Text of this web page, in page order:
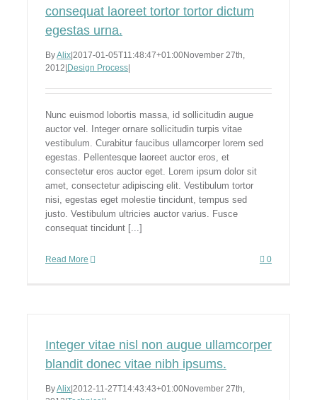
consequat laoreet tortor tortor dictum
egestas urna.
ByAlix 2017-01-05T11:48:47+01:00November 27th,
2012 Design Process
Nunc euismod lobortis massa, id sollicitudin augue
auctor vel. Integer ornare sollicitudin turpis vitae
vestibulum. Curabitur faucibus ullamcorper lorem sed
egestas. Pellentesque laoreet auctor eros, et
consectetur eros auctor eget. Lorem ipsum dolor sit
amet, consectetur adipiscing elit. Vestibulum tortor
nisi, egestas eget molestie tincidunt, tempus sed
justo. Vestibulum ultricies auctor varius. Fusce
consequat tincidunt [...]
Read More 0
Integer vitae nisl non augue ullamcorper
blandit donec vitae nibh ipsums.
ByAlix 2012-11-27T14:43:43+01:00November 27th,